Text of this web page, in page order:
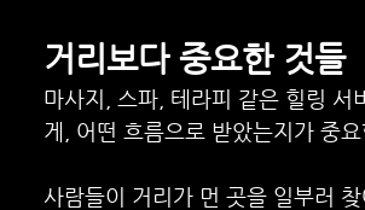
거리보다 중요한 것들
마사지, 스파, 테라피 같은 힐링 서
게, 어떤 흐름으로 받았는지가 중요
사람들이 거리가 먼 곳을 일부러